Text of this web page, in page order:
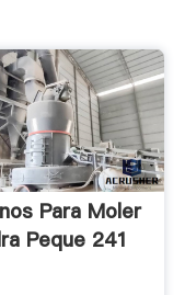
Para Moler
Peque 241